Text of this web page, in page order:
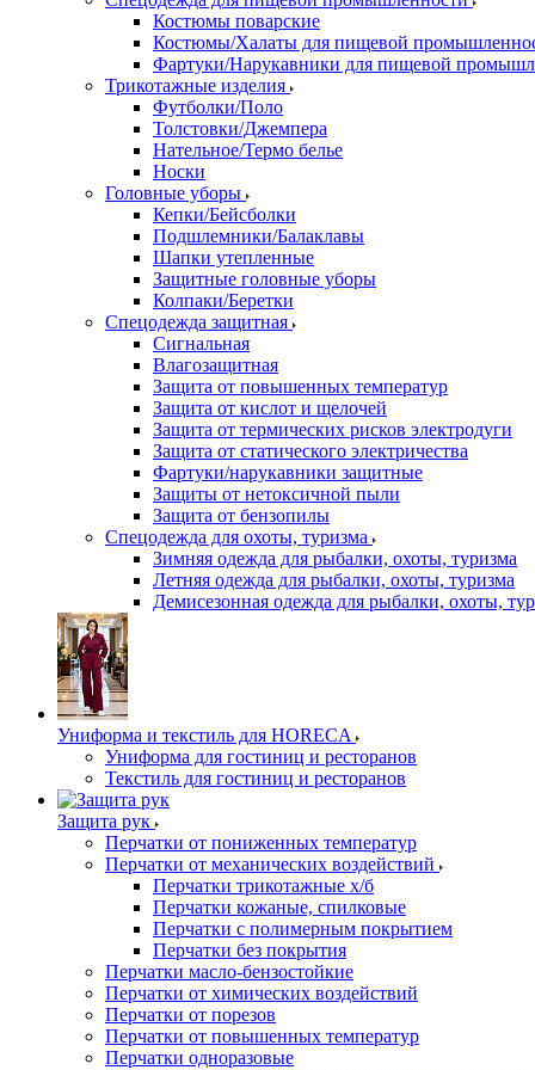
Костюмы поварские
Костюмы/Халаты для пищевой
Фартуки/Нарукавники для пищевой
Трикотажные изделия
Футболки/Поло
Толстовки/Джемпера
Нательное/Термо белье
Носки
Головные уборы
Кепки/Бейсболки
Подшлемники/Балаклавы
Шапки утепленные
Защитные головные уборы
Колпаки/Беретки
Спецодежда защитная
Сигнальная
Влагозащитная
Защита от повышенных температур
Защита от кислот и щелочей
Защита от термических рисков электродуги
Защита от статического электричества
Фартуки/нарукавники защитные
Защиты от нетоксичной пыли
Защита от бензопилы
Спецодежда для охоты, туризма
Зимняя одежда для рыбалки, охоты, туризма
Летняя одежда для рыбалки, охоты, туризма
Демисезонная одежда для рыбалки, охоты,
Униформа и текстиль для HORECA
Униформа для гостиниц и ресторанов
Текстиль для гостиниц и ресторанов
Защита рук
Перчатки от пониженных температур
Перчатки от механических воздействий
Перчатки трикотажные х/б
Перчатки кожаные, спилковые
Перчатки с полимерным покрытием
Перчатки без покрытия
Перчатки масло-бензостойкие
Перчатки от химических воздействий
Перчатки от порезов
Перчатки от повышенных температур
Перчатки одноразовые